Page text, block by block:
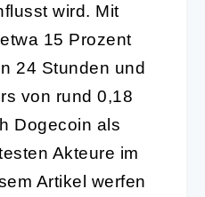
wird. Mit
15 Prozent
24 Stunden und
von rund 0,18
Dogecoin als
Akteure im
Artikel werfen